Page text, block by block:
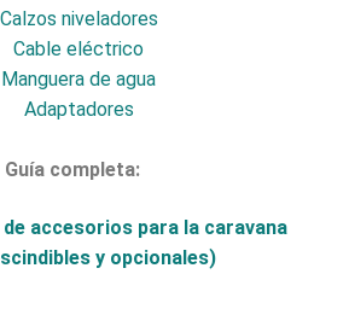
Calzos niveladores
Cable eléctrico
Manguera de agua
Adaptadores
Guía completa:
accesorios para la caravana
y opcionales)